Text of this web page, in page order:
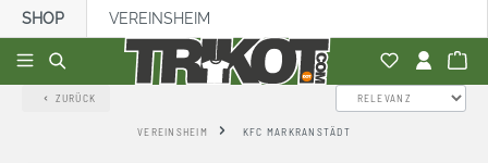
springen
SHOP VEREINSHEIM
ZURÜCK
VEREINSHEIM KFC MARKRANSTÄDT